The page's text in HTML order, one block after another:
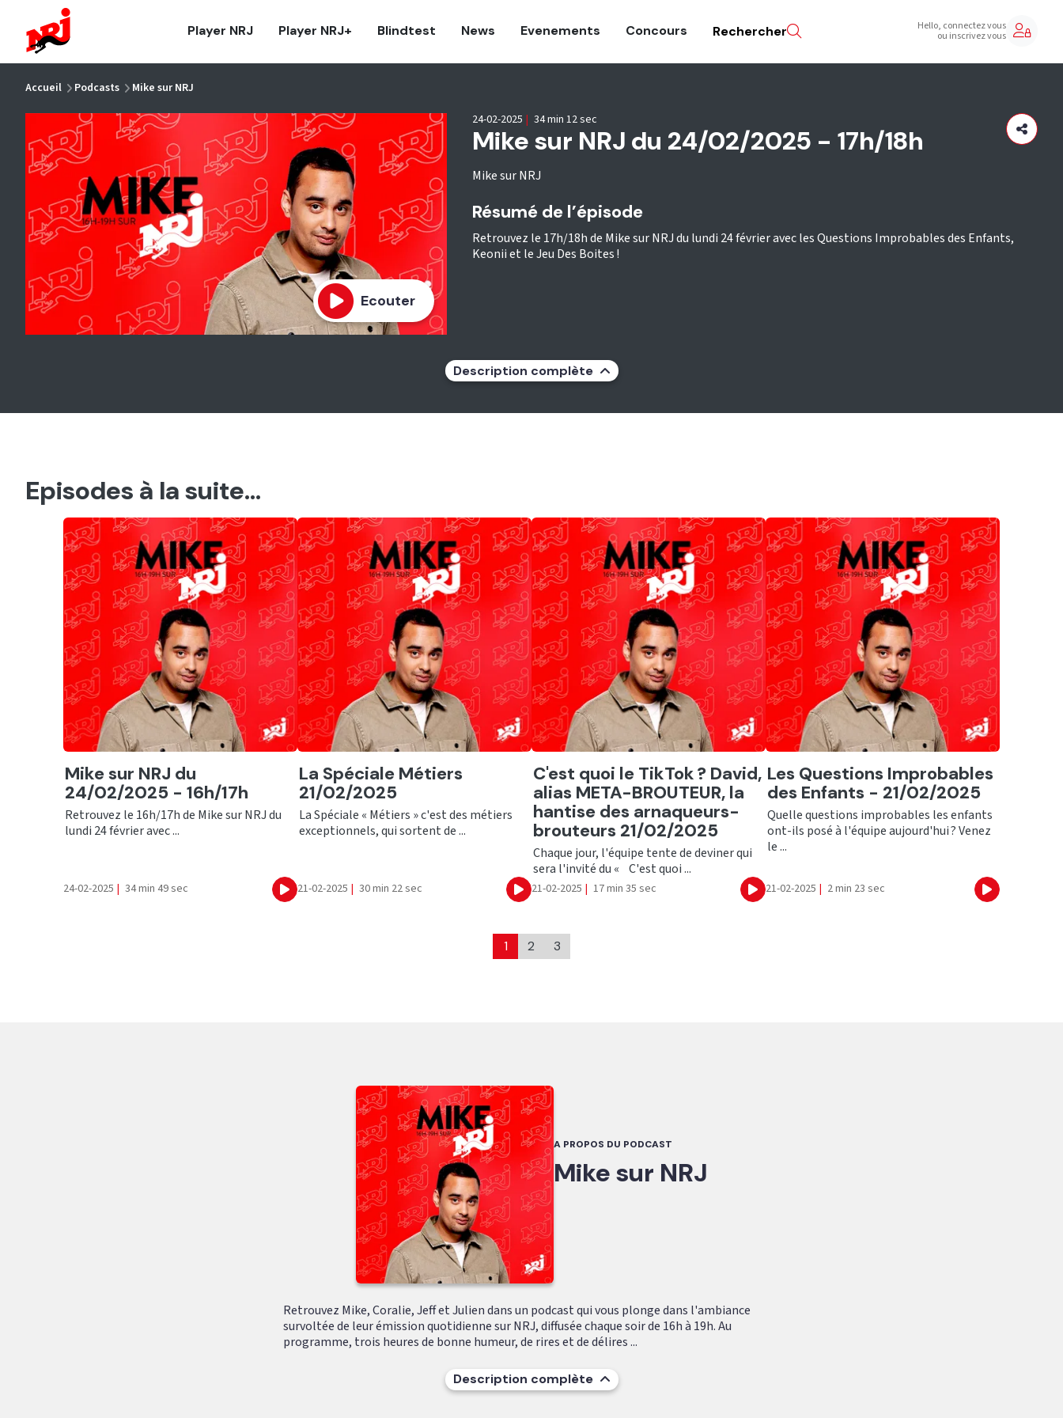
Player NRJ Player NRJ+ Blindtest News Evenements Concours Rechercher Hello, connectez vous
ou inscrivez vous
Accueil Podcasts Mike sur NRJ
Ecouter
Mike sur NRJ du 24/02/2025 - 17h/18h
Mike sur NRJ
24-02-2025 | 34 min 12 sec
Résumé de l’épisode
Retrouvez le 17h/18h de Mike sur NRJ du lundi 24 février avec les Questions Improbables des Enfants,
Keonii et le Jeu Des Boites !
Description complète
Episodes à la suite...
Ecouter
Mike sur NRJ du
24/02/2025 - 16h/17h
Retrouvez le 16h/17h de Mike sur NRJ du
lundi 24 février avec ...
24-02-2025 | 34 min 49 sec Ecouter
Ecouter
La Spéciale Métiers
21/02/2025
La Spéciale « Métiers » c'est des métiers
exceptionnels, qui sortent de ...
21-02-2025 | 30 min 22 sec Ecouter
Ecouter
C'est quoi le TikTok ? David,
alias META-BROUTEUR, la
hantise des arnaqueurs-
brouteurs 21/02/2025
Chaque jour, l'équipe tente de deviner qui
sera l'invité du « C'est quoi ...
21-02-2025 | 17 min 35 sec Ecouter
Ecouter
Les Questions Improbables
des Enfants - 21/02/2025
Quelle questions improbables les enfants
ont-ils posé à l'équipe aujourd'hui ? Venez
le ...
21-02-2025 | 2 min 23 sec Ecouter
1 2 3
A PROPOS DU PODCAST
Mike sur NRJ
Retrouvez Mike, Coralie, Jeff et Julien dans un podcast qui vous plonge dans l'ambiance
survoltée de leur émission quotidienne sur NRJ, diffusée chaque soir de 16h à 19h. Au
programme, trois heures de bonne humeur, de rires et de délires ...
Description complète